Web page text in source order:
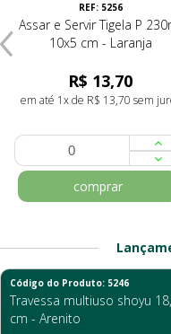
REF: 5256
Assar e Servir Tigela P
10x5 cm - Laranja
R$ 13,70
em até 1x de R$ 13,70 sem
comprar
Código do Produto: 5246
Travessa multiuso shoyu
cm - Arenito